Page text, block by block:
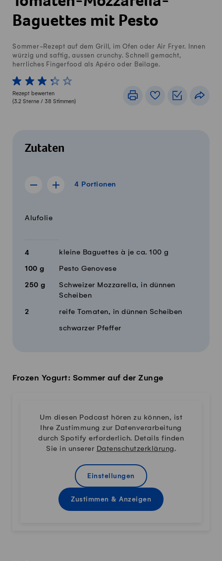
Baguettes mit Pesto
Sommer-Rezept auf dem Grill, im Ofen oder Air Fryer. Innen
würzig und saftig, aussen crunchy. Schnell gemacht,
herrliches Fingerfood als Apéro oder Beilage.
1 von 5 Sterne
2 von 5 Sterne
3 von 5 Sterne
4 von 5 Sterne
5 von 5 Sterne
Rezept bewerten
(3.2 Sterne / 38 Stimmen)
DruckenRezeptbuch
Zutaten
4 Portionen
Rezept für 3 Portionen anzeigen
Rezept für 5 Portionen anzeigen
4 Portionen
MengeZutaten
Alufolie
4 kleine Baguettes à je ca. 100 g
100 g Pesto Genovese
250 g
Schweizer Mozzarella, in dünnen
Scheiben
2 reife Tomaten, in dünnen Scheiben
schwarzer Pfeffer
Frozen Yogurt: Sommer auf der Zunge
Um diesen Podcast hören zu können, ist
Ihre Zustimmung zur Datenverarbeitung
durch Spotify erforderlich. Details finden
Sie in unserer Datenschutzerklärung.
Einstellungen
Zustimmen & Anzeigen